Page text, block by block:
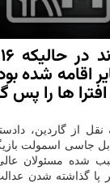
اقامه شده
ها را پس
از گاردین،
جاسی اسمولت
شده مسئولان عالی
پا گذاشته شدن